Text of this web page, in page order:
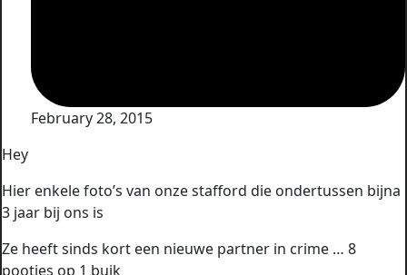
February 28, 2015
Hey
Hier enkele foto’s van onze stafford die ondertussen bijna
3 jaar bij ons is
Ze heeft sinds kort een nieuwe partner in crime … 8
pootjes op 1 buik